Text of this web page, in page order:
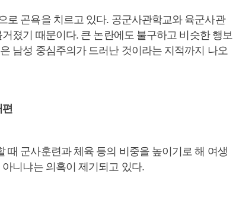
로 곤욕을 치르고 있다. 공군사관학교와 육군사관
졌기 때문이다. 큰 논란에도 불구하고 비슷한 행보
남성 중심주의가 드러난 것이라는 지적까지 나오
때 군사훈련과 체육 등의 비중을 높이기로 해 여생
니냐는 의혹이 제기되고 있다.